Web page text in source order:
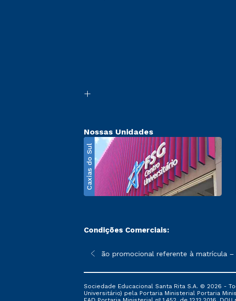
Nossas Unidades
Caxias do Sul
Condições Comerciais:
sofrer alterações nos períodos de rematrícula conforme
*A condição promocional referente à matrícula –
Sociedade Educacional Santa Rita S.A. © 2026 -
Universitário) pela Portaria Ministerial Portaria